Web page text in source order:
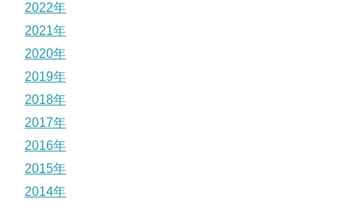
2022年
2021年
2020年
2019年
2018年
2017年
2016年
2015年
2014年